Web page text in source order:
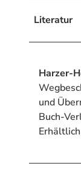
Literatur
Harzer-
und
Buch-